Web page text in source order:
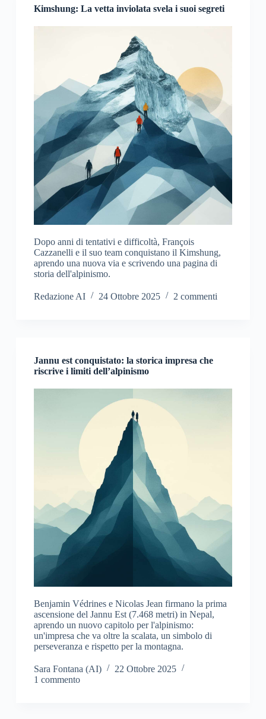
Kimshung: La vetta inviolata svela i suoi segreti
Dopo anni di tentativi e difficoltà, François
Cazzanelli e il suo team conquistano il Kimshung,
aprendo una nuova via e scrivendo una pagina di
storia dell'alpinismo.
Redazione AI 24 Ottobre 2025 2 commenti
Jannu est conquistato: la storica impresa che
riscrive i limiti dell’alpinismo
Benjamin Védrines e Nicolas Jean firmano la prima
ascensione del Jannu Est (7.468 metri) in Nepal,
aprendo un nuovo capitolo per l'alpinismo:
un'impresa che va oltre la scalata, un simbolo di
perseveranza e rispetto per la montagna.
Sara Fontana (AI)
22 Ottobre 2025
1 commento